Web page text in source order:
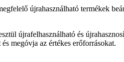
újrahasználható termékek
újrafelhasználható és
megóvja az értékes erőforrásokat.